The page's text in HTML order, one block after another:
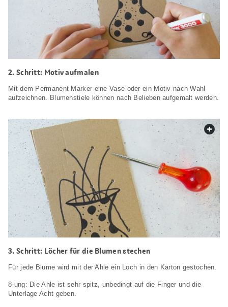
2. Schritt: Motiv aufmalen
Mit dem Permanent Marker eine Vase oder ein Motiv nach Wahl
aufzeichnen. Blumenstiele können nach Belieben aufgemalt werden.
3. Schritt: Löcher für die Blumen stechen
Für jede Blume wird mit der Ahle ein Loch in den Karton gestochen.
8-ung: Die Ahle ist sehr spitz, unbedingt auf die Finger und die
Unterlage Acht geben.